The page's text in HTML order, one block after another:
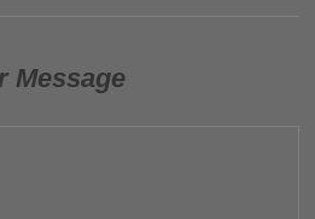
Message